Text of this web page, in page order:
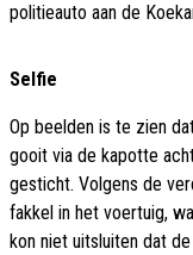
politieauto aan de
Selfie
Op beelden is te zien
gooit via de kapotte
gesticht. Volgens de
fakkel in het voertuig,
kon niet uitsluiten dat